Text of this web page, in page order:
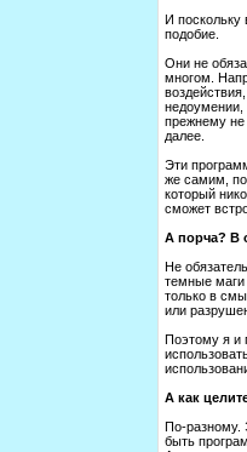
И поскольку
подобие.
Они не
многом.
недоумении,
прежнему не
далее.
Эти
же самим,
который
сможет
А порча? В
Не
темные маги
только в
или
Поэтому я и
А как
По-разному.
быть